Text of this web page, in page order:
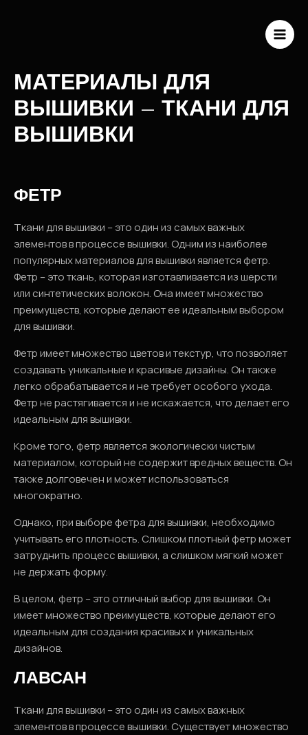
МАТЕРИАЛЫ ДЛЯ
ВЫШИВКИ – ТКАНИ ДЛЯ
ВЫШИВКИ
ФЕТР
Ткани для вышивки – это один из самых важных
элементов в процессе вышивки. Одним из наиболее
популярных материалов для вышивки является фетр.
Фетр – это ткань, которая изготавливается из шерсти
или синтетических волокон. Она имеет множество
преимуществ, которые делают ее идеальным выбором
для вышивки.
Фетр имеет множество цветов и текстур, что позволяет
создавать уникальные и красивые дизайны. Он также
легко обрабатывается и не требует особого ухода.
Фетр не растягивается и не искажается, что делает его
идеальным для вышивки.
Кроме того, фетр является экологически чистым
материалом, который не содержит вредных веществ. Он
также долговечен и может использоваться
многократно.
Однако, при выборе фетра для вышивки, необходимо
учитывать его плотность. Слишком плотный фетр может
затруднить процесс вышивки, а слишком мягкий может
не держать форму.
В целом, фетр – это отличный выбор для вышивки. Он
имеет множество преимуществ, которые делают его
идеальным для создания красивых и уникальных
дизайнов.
ЛАВСАН
Ткани для вышивки – это один из самых важных
элементов в процессе вышивки. Существует множество